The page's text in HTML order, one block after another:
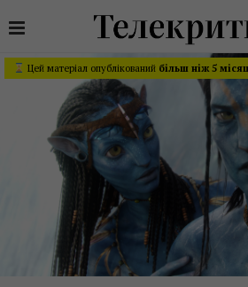
Цей матеріал опублікований більш ніж 5